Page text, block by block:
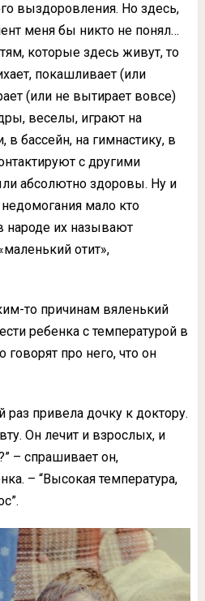
выздоровления. Но здесь,
меня бы никто не понял…
которые здесь живут, то
покашливает (или
(или не вытирает вовсе)
веселы, играют на
в бассейн, на гимнастику, в
с другими
абсолютно здоровы. Ну и
мало кто
народе их называют
отит»,
то причинам вяленький
ребенка с температурой в
говорят про него, что он
привела дочку к доктору.
Он лечит и взрослых, и
– спрашивает он,
– “Высокая температура,